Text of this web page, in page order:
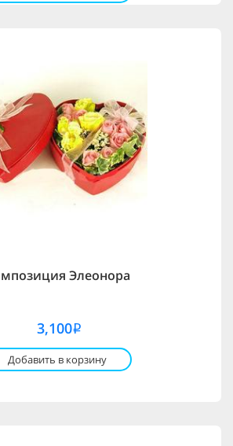
Элеонора
3,100i
Добавить в корзину